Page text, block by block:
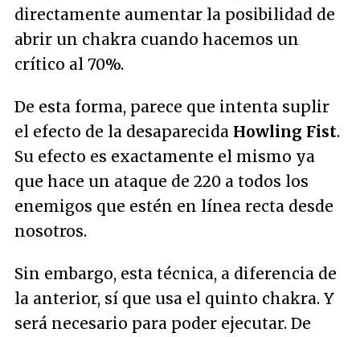
directamente aumentar la posibilidad de
abrir un chakra cuando hacemos un
crítico al 70%.
De esta forma, parece que intenta suplir
el efecto de la desaparecida Howling Fist.
Su efecto es exactamente el mismo ya
que hace un ataque de 220 a todos los
enemigos que estén en línea recta desde
nosotros.
Sin embargo, esta técnica, a diferencia de
la anterior, sí que usa el quinto chakra. Y
será necesario para poder ejecutar. De